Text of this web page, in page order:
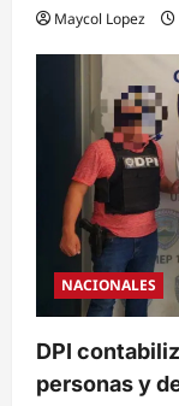
Maycol Lopez
NACIONALES
DPI
personas y